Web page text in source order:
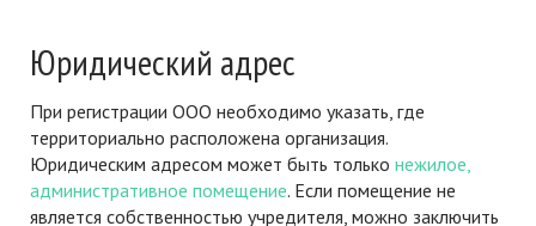
Юридический адрес
При регистрации ООО необходимо указать, где
территориально расположена организация.
Юридическим адресом может быть только нежилое,
административное помещение. Если помещение не
является собственностью учредителя, можно заключить